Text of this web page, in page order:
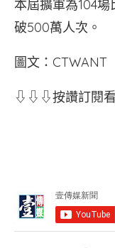
本屆擴軍為104
破500萬人次。
圖文：CTWANT
⇩⇩⇩按讚訂閱